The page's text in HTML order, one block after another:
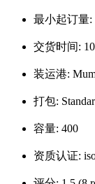
最小起订量:
交货时间:
装运港:
打包:
容量: 400
资质认证: